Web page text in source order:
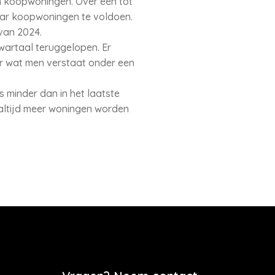
koopwoningen te voldoen.
2024.
teruggelopen. Er
wat men verstaat onder een
minder dan in het laatste
meer woningen worden